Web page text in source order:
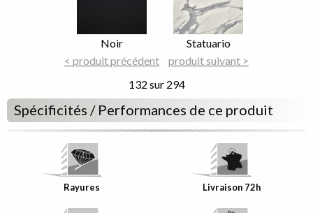
du
Noir
< produit précédent
Focus
Nom
du
Statuario
produit suivant >
132 sur 294
Spécificités / Performances de ce produit
Rayures Livraison 72h